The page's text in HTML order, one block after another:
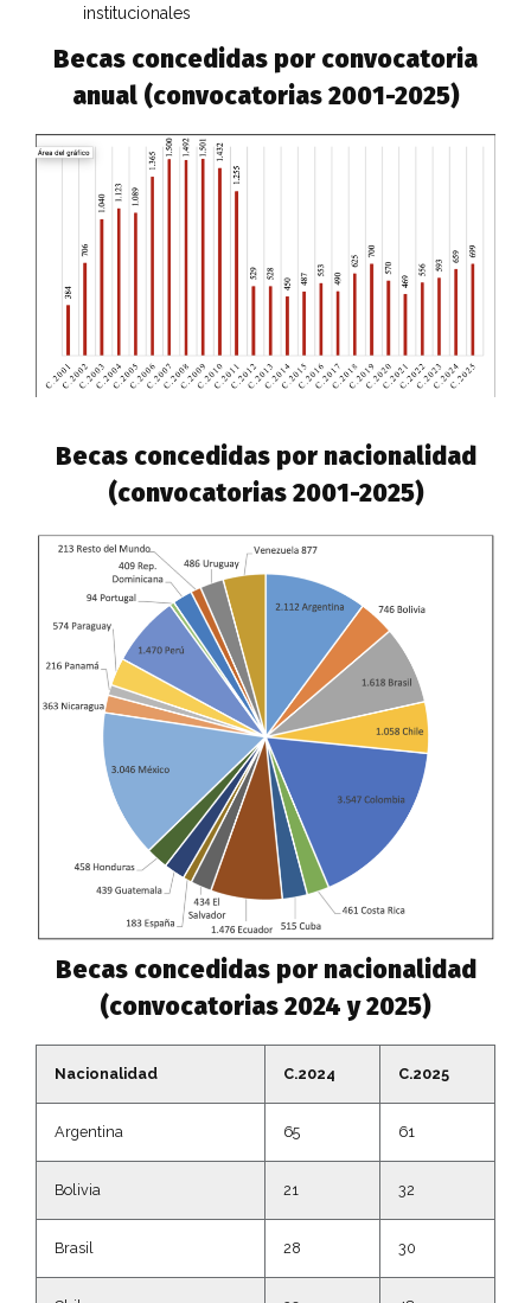
institucionales
Becas concedidas por convocatoria
anual (convocatorias 2001-2025)
Becas concedidas por nacionalidad
(convocatorias 2001-2025)
Becas concedidas por nacionalidad
(convocatorias 2024 y 2025)
Nacionalidad C.2024 C.2025
Argentina 65 61
Bolivia 21 32
Brasil 28 30